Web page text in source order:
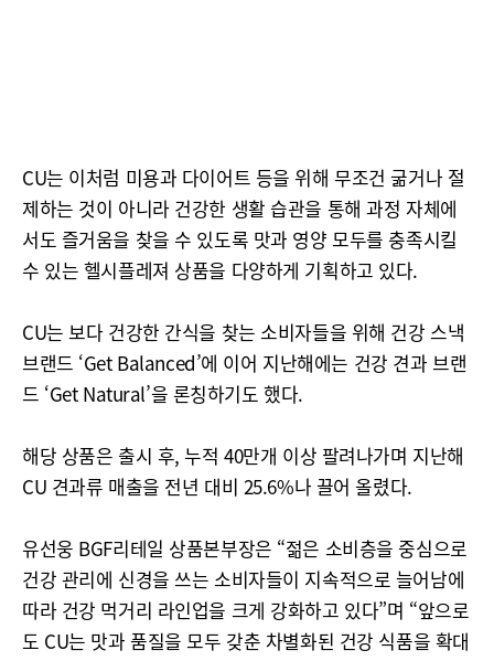
CU는 이처럼 미용과 다이어트 등을 위해 무조건 굶거나 절
제하는 것이 아니라 건강한 생활 습관을 통해 과정 자체에
서도 즐거움을 찾을 수 있도록 맛과 영양 모두를 충족시킬
수 있는 헬시플레져 상품을 다양하게 기획하고 있다.
CU는 보다 건강한 간식을 찾는 소비자들을 위해 건강 스낵
브랜드 ‘Get Balanced’에 이어 지난해에는 건강 견과 브랜
드 ‘Get Natural’을 론칭하기도 했다.
해당 상품은 출시 후, 누적 40만개 이상 팔려나가며 지난해
CU 견과류 매출을 전년 대비 25.6%나 끌어 올렸다.
유선웅 BGF리테일 상품본부장은 “젊은 소비층을 중심으로
건강 관리에 신경을 쓰는 소비자들이 지속적으로 늘어남에
따라 건강 먹거리 라인업을 크게 강화하고 있다”며 “앞으로
도 CU는 맛과 품질을 모두 갖춘 차별화된 건강 식품을 확대